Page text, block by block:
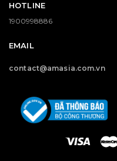
HOTLINE
1900998886
EMAIL
contact@amasia.com.vn